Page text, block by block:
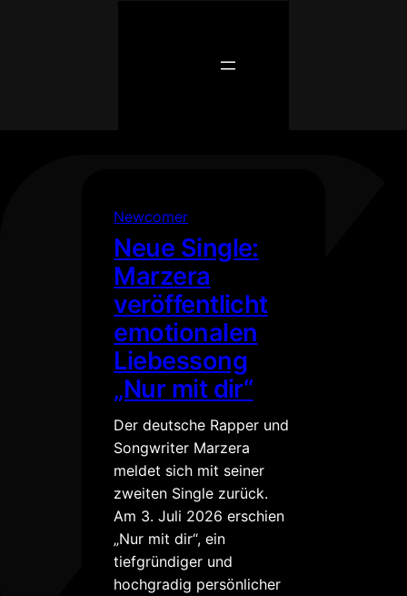
Newcomer
Neue Single:
Marzera
veröffentlicht
emotionalen
Liebessong
„Nur mit dir“
Der deutsche Rapper und
Songwriter Marzera
meldet sich mit seiner
zweiten Single zurück.
Am 3. Juli 2026 erschien
„Nur mit dir“, ein
tiefgründiger und
hochgradig persönlicher